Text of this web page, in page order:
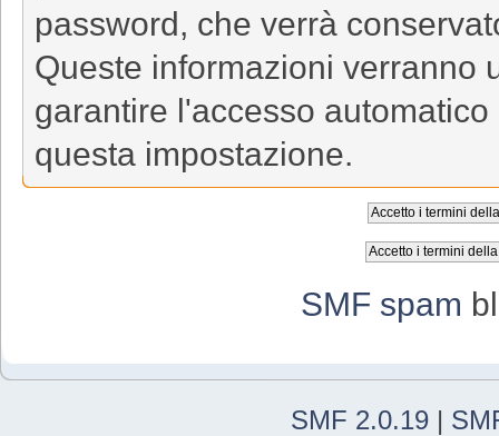
password, che verrà
Queste informazioni verranno
garantire l'accesso
questa impostazione.
SMF spam
SMF 2.0.19 |